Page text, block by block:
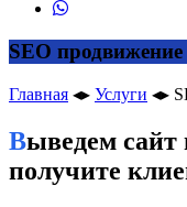
SEO
Главная ◂▸ Услуги ◂▸
Выведем сайт в ТОП-10 — и вы
получите